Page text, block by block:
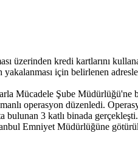
üzerinden kredi kartlarını
için belirlenen
Mücadele Şube Müdürlüğü'ne
operasyon düzenledi.
3 katlı binada
Emniyet Müdürlüğüne